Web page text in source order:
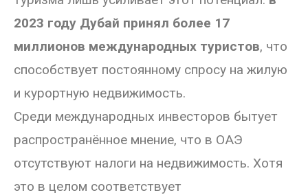
2023 году Дубай принял более 17
миллионов международных туристов, что
способствует постоянному спросу на жилую
и курортную недвижимость.
Среди международных инвесторов бытует
распространённое мнение, что в ОАЭ
отсутствуют налоги на недвижимость. Хотя
это в целом соответствует